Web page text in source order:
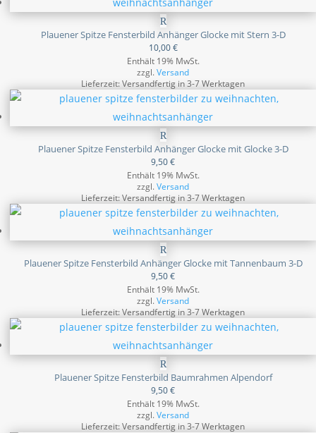
Plauener Spitze Fensterbild Anhänger Glocke mit Stern 3-D
10,00€
Enthält 19% MwSt.
zzgl.Versand
Lieferzeit: Versandfertig in 3-7 Werktagen
Plauener Spitze Fensterbild Anhänger Glocke mit Glocke 3-D
9,50€
Enthält 19% MwSt.
zzgl.Versand
Lieferzeit: Versandfertig in 3-7 Werktagen
Plauener Spitze Fensterbild Anhänger Glocke mit Tannenbaum 3-D
9,50€
Enthält 19% MwSt.
zzgl.Versand
Lieferzeit: Versandfertig in 3-7 Werktagen
Plauener Spitze Fensterbild Baumrahmen Alpendorf
9,50€
Enthält 19% MwSt.
zzgl.Versand
Lieferzeit: Versandfertig in 3-7 Werktagen